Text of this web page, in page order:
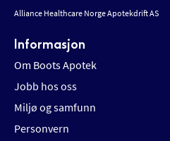
Alliance Healthcare Norge Apotekdrift AS
Informasjon
Om Boots Apotek
Jobb hos oss
Miljø og samfunn
Personvern